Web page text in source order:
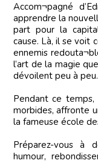
Accom¬pagné
apprendre la
part pour la
cause. Là, il se voit
ennemis
l’art de la magie
dévoilent peu à peu.
Pendant ce temps,
morbides, affronte
la fameuse école
Préparez-vous à
humour,